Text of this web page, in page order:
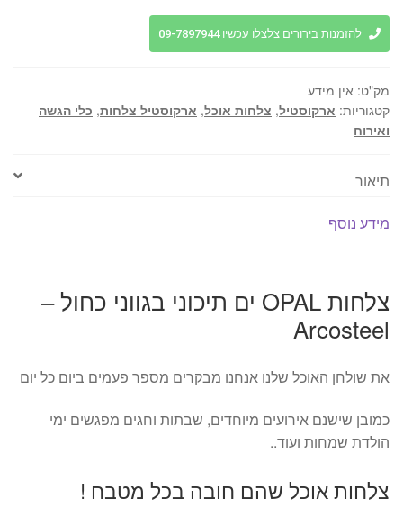
OPAL
ים
תיכוני
כחול
-
להזמנות בירורים צלצלו עכשיו 09-7897944
מק"ט: אין מידע
קטגוריות: ארקוסטיל, צלחות אוכל, ארקוסטיל צלחות, כלי הגשה
ואירוח
תיאור
מידע נוסף
צלחות OPAL ים תיכוני בגווני כחול –
Arcosteel
את שולחן האוכל שלנו אנחנו מבקרים מספר פעמים ביום כל יום
כמובן שישנם אירועים מיוחדים, שבתות וחגים מפגשים ימי
הולדת שמחות ועוד..
צלחות אוכל שהם חובה בכל מטבח !